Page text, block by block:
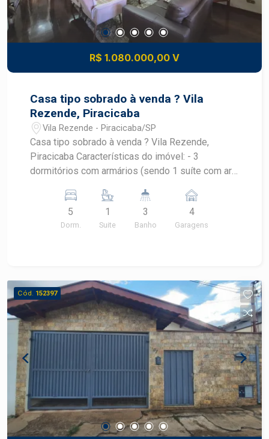
do mercado imobiliário de Piracicaba. Agende
sua visita.**
R$ 1.080.000,00 V
Casa tipo sobrado à venda ? Vila
Rezende, Piracicaba
Vila Rezende - Piracicaba/SP
Casa tipo sobrado à venda ? Vila Rezende,
Piracicaba Características do imóvel: - 3
dormitórios com armários (sendo 1 suíte com ar-
ampla com terraço - Sala de jantar com ar-
condicionado integrada à cozinha - Cozinha com
armários - Banheiro completo - 1 dormitório
Área gourmet - Banheiro externo - 2 quartos de
despejo Diferenciais: - Bairro tradicional com
excelente infraestrutura - Próximo a comércios,
escolas e com fácil mobilidade Conforto,
funcionalidade e lazer reunidos em um só imóvel.
5
Dorm.
1
Suite
3
Banho
4
Garagens
Cód. 152397